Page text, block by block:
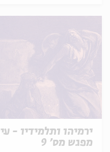
מפגש מס' 9